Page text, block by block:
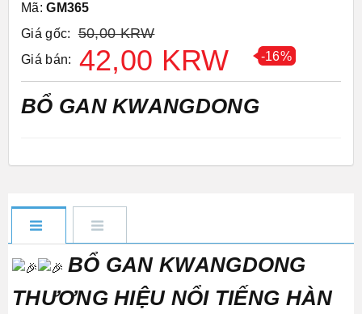
Mã:GM365
Giá gốc:
50,00 KRW
Giá bán: 42,00 KRW -16%
BỔ GAN KWANGDONG
BỔ GAN KWANGDONG
THƯƠNG HIỆU NỔI TIẾNG HÀN